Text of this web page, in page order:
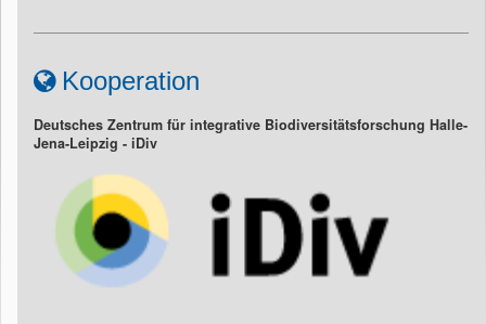
Kooperation
Deutsches Zentrum für integrative Biodiversitätsforschung Halle-
Jena-Leipzig - iDiv